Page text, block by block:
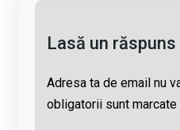
Lasă un răspuns
Adresa ta de email nu
obligatorii sunt marcate